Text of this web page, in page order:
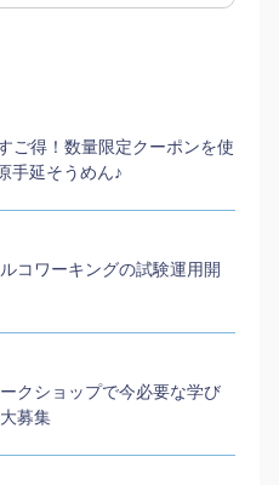
ご得！数量限定クーポンを使
手延そうめん♪
コワーキングの試験運用開
クショップで今必要な学び
募集